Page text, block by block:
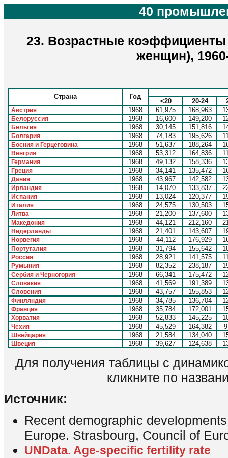
40
23. Возрастные
женщин),
Страна Год
<20 20-24
Австрия 1968 61,975 168,963
Белоруссия 1968 16,600 149,200
Бельгия 1968 30,145 151,816
Болгария 1968 74,183 195,626
Босния и Герцеговина 1968 51,637 188,264
Венгрия 1968 53,312 164,836
Германия 1968 49,132 158,336
Греция 1968 34,141 135,472
Дания 1968 43,967 142,582
Ирландия 1968 14,070 133,837
Испания 1968 13,024 120,377
Италия 1968 24,575 130,503
Литва 1968 21,200 137,600
Македония 1968 44,121 212,160
Нидерланды 1968 21,401 143,607
Норвегия 1968 44,112 176,929
Португалия 1968 31,794 155,642
Россия 1968 28,921 141,575
Румыния 1968 82,352 238,187
Сербия и Черногория 1968 66,341 175,472
Словакия 1968 41,569 191,389
Словения 1968 43,757 155,853
Финляндия 1968 34,785 136,704
Франция 1968 35,784 172,001
Хорватия 1968 52,833 145,225
Чехия 1968 45,529 164,382
Швейцария 1968 21,584 134,040
Швеция 1968 39,627 124,638
Для получения таблицы с
кликните по
Источник:
Recent demographic
Europe. Strasbourg, Council of
UNData. Age-specific fertility rate